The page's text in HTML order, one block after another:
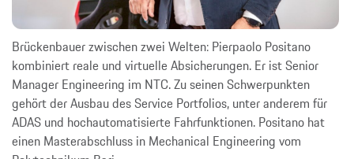
Brückenbauer zwischen zwei Welten: Pierpaolo Positano
kombiniert reale und virtuelle Absicherungen. Er ist Senior
Manager Engineering im NTC. Zu seinen Schwerpunkten
gehört der Ausbau des Service­ Portfolios, unter anderem für
ADAS und hochautomatisierte Fahrfunktionen. Positano hat
einen Masterabschluss in Mechanical Engineering vom